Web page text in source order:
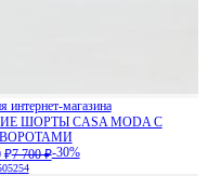
интернет-магазина
ШОРТЫ CASA MODA С
₽7 700 ₽-30%
5254